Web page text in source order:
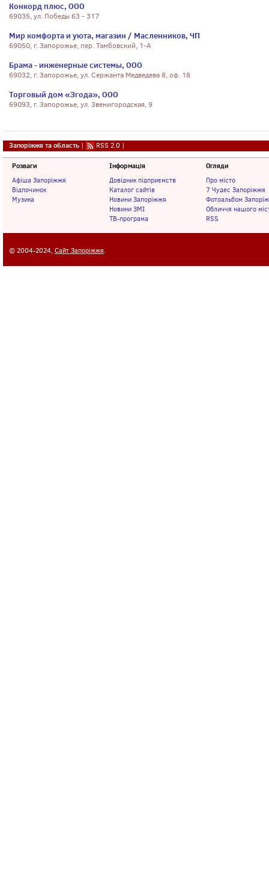
Конкорд плюс, ООО
69035, ул. Победы 63 - 317
Мир комфорта и уюта, магазин / Масленников, ЧП
69050, г. Запорожье, пер. Тамбовский, 1-А
Брама - инженерные системы, ООО
69032, г. Запорожье, ул. Сержанта Медведева 8, оф. 18
Торговый дом «Згода», ООО
69093, г. Запорожье, ул. Звенигородская, 9
Запоріжжя та область | RSS 2.0 |
Розваги
Афіша Запоріжжя
Відпочинок
Музика
Інформація
Довідник підприємств
Каталог сайтів
Новини Запоріжжя
Новини ЗМІ
ТВ-програма
Огляди
Про місто
7 Чудес Запоріжжя
Фотоальбом
Обличчя нашого
RSS
© 2004-2024, Сайт Запоріжжя.